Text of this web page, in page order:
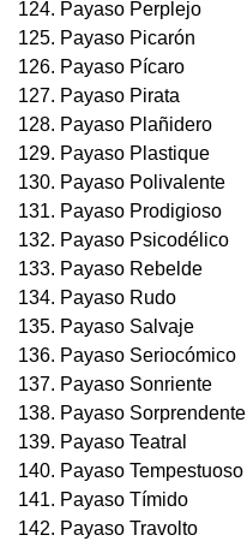
124. Payaso Perplejo
125. Payaso Picarón
126. Payaso Pícaro
127. Payaso Pirata
128. Payaso Plañidero
129. Payaso Plastique
130. Payaso Polivalente
131. Payaso Prodigioso
132. Payaso Psicodélico
133. Payaso Rebelde
134. Payaso Rudo
135. Payaso Salvaje
136. Payaso Seriocómico
137. Payaso Sonriente
138. Payaso Sorprendente
139. Payaso Teatral
140. Payaso Tempestuoso
141. Payaso Tímido
142. Payaso Travolto